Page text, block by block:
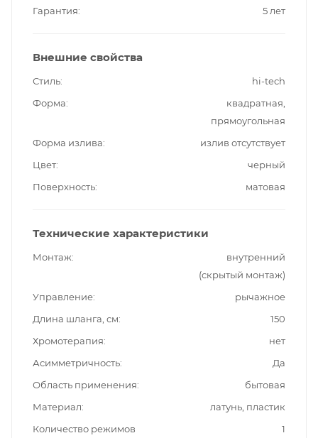
Гарантия 5 лет
Внешние свойства
Стиль
hi-tech
Форма
квадратная,
прямоугольная
Форма излива
излив отсутствует
Цвет
черный
Поверхность
матовая
Технические характеристики
Монтаж
внутренний
(скрытый монтаж)
Управление
рычажное
Длина шланга, см
150
Хромотерапия
нет
Асимметричность
Да
Область применения
бытовая
Материал
латунь, пластик
Количество режимов
1